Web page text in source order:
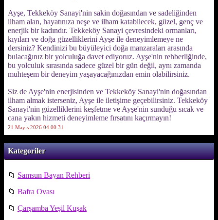
Kategoriler
📁 Samsun Bayan Rehberi
📁 Bafra Ovası
📁 Çarşamba Yeşil Kuşak
Ayşe, Tekkeköy Sanayi'nin sakin doğasından ve sadeliğinden
ilham alan, hayatınıza neşe ve ilham katabilecek, güzel, genç ve
enerjik bir kadındır. Tekkeköy Sanayi çevresindeki ormanları,
kıyıları ve doğa güzelliklerini Ayşe ile deneyimlemeye ne
dersiniz? Kendinizi bu büyüleyici doğa manzaraları arasında
bulacağınız bir yolculuğa davet ediyoruz. Ayşe'nin rehberliğinde,
bu yolculuk sırasında sadece güzel bir gün değil, aynı zamanda
muhteşem bir deneyim yaşayacağınızdan emin olabilirsiniz.
Siz de Ayşe'nin enerjisinden ve Tekkeköy Sanayi'nin doğasından
ilham almak isterseniz, Ayşe ile iletişime geçebilirsiniz. Tekkeköy
Sanayi'nin güzelliklerini keşfetme ve Ayşe'nin sunduğu sıcak ve
cana yakın hizmeti deneyimleme fırsatını kaçırmayın!
21 Mayıs 2026 04:00:31